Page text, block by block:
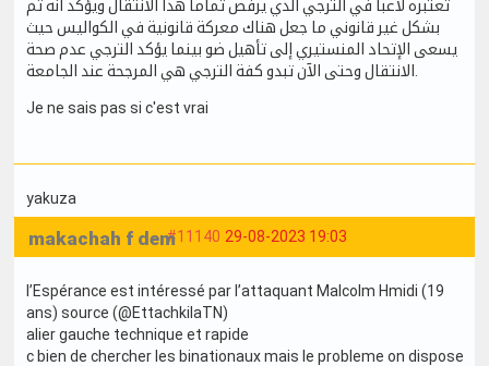
تعتبره لاعبا في الترجي الذي يرفض تماما هذا الانتقال ويؤكد أنه تم
بشكل غير قانوني ما جعل هناك معركة قانونية في الكواليس حيث
يسعى الإتحاد المنستيري إلى تأهيل ضو بينما يؤكد الترجي عدم صحة
Je ne sais pas si c'est vrai
yakuza
#11140 29-08-2023 19:03
makachah f dem
l’Espérance est intéressé par l’attaquant Malcolm Hmidi (19
ans) source (@EttachkilaTN)
alier gauche technique et rapide
c bien de chercher les binationaux mais le probleme on dispose